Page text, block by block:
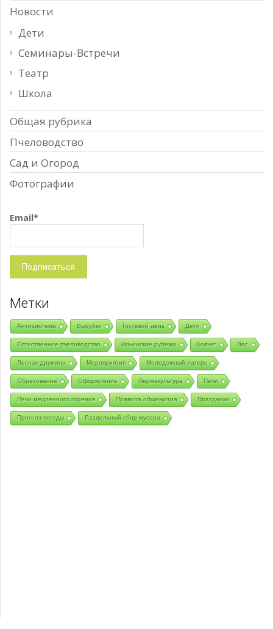
Новости
Дети
Семинары-Встречи
Театр
Школа
Общая рубрика
Пчеловодство
Сад и Огород
Фотографии
Email*
Метки
Антисистема Вырубки Гостевой день Дети
Естественное пчеловодство Ильинские рубежи Ковчег Лес
Лесная дружина Мероприятия Молодежный лагерь
Образование Оформление Пермакультура Печи
Печи медленного горения Правила общежития Праздники
Прогноз погоды Раздельный сбор мусора